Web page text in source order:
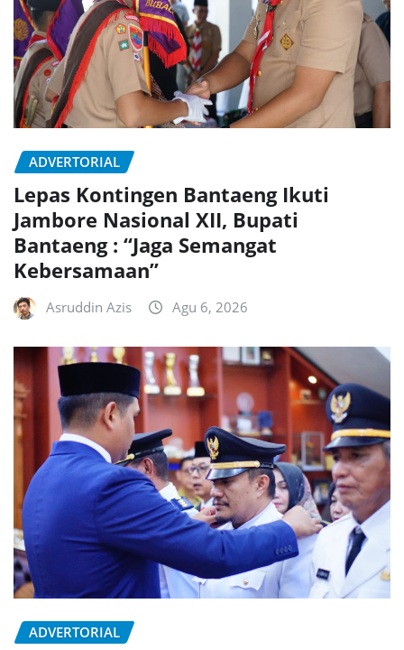
ADVERTORIAL
Lepas Kontingen Bantaeng Ikuti
Jambore Nasional XII, Bupati
Bantaeng : “Jaga Semangat
Kebersamaan”
Asruddin Azis Agu 6, 2026
ADVERTORIAL